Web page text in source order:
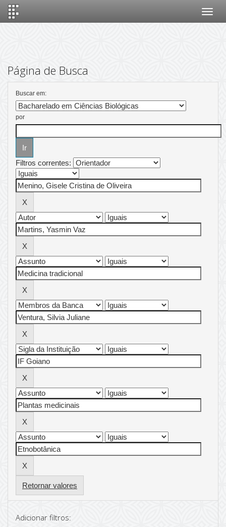
Página de Busca
Buscar em:
por
Filtros correntes:
Retornar valores
Adicionar filtros: